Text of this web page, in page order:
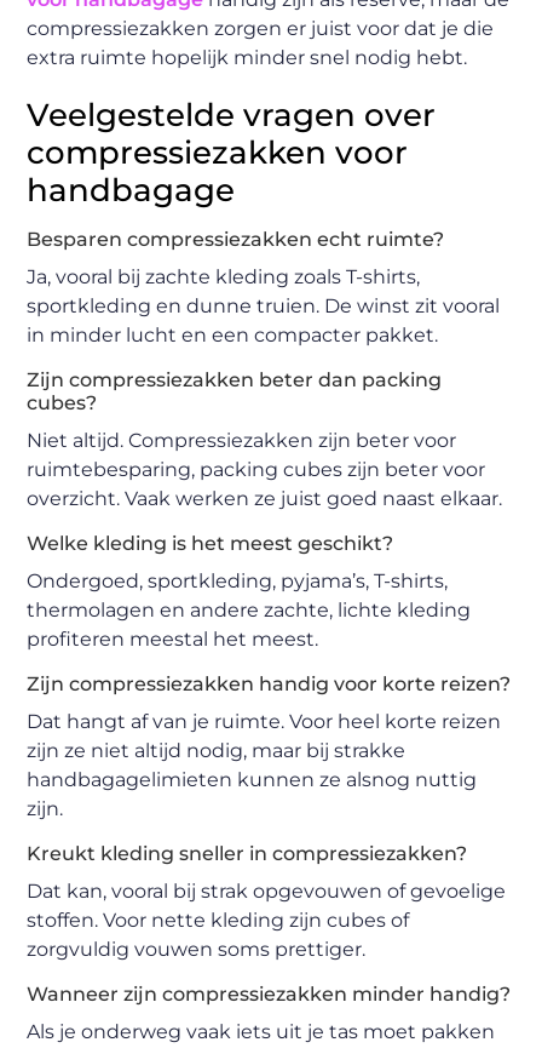
compressiezakken zorgen er juist voor dat je die
extra ruimte hopelijk minder snel nodig hebt.
Veelgestelde vragen over
compressiezakken voor
handbagage
Besparen compressiezakken echt ruimte?
Ja, vooral bij zachte kleding zoals T-shirts,
sportkleding en dunne truien. De winst zit vooral
in minder lucht en een compacter pakket.
Zijn compressiezakken beter dan packing
cubes?
Niet altijd. Compressiezakken zijn beter voor
ruimtebesparing, packing cubes zijn beter voor
overzicht. Vaak werken ze juist goed naast elkaar.
Welke kleding is het meest geschikt?
Ondergoed, sportkleding, pyjama’s, T-shirts,
thermolagen en andere zachte, lichte kleding
profiteren meestal het meest.
Zijn compressiezakken handig voor korte reizen?
Dat hangt af van je ruimte. Voor heel korte reizen
zijn ze niet altijd nodig, maar bij strakke
handbagagelimieten kunnen ze alsnog nuttig
zijn.
Kreukt kleding sneller in compressiezakken?
Dat kan, vooral bij strak opgevouwen of gevoelige
stoffen. Voor nette kleding zijn cubes of
zorgvuldig vouwen soms prettiger.
Wanneer zijn compressiezakken minder handig?
Als je onderweg vaak iets uit je tas moet pakken